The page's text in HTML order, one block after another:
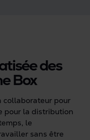
des
Box
collaborateur pour
pour la distribution
le
sans être